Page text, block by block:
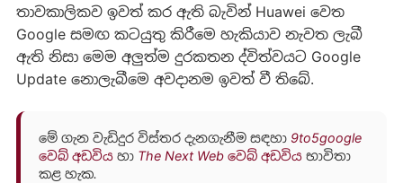
තාවකාලිකව ඉවත් කර ඇති බැවින් Huawei වෙත
Google සමඟ කටයුතු කිරීමෙ හැකියාව නැවත ලැබී
ඇති නිසා මෙම අලුත්ම දුරකතන ද්විත්වයට Google
Update නොලැබීමෙ අවදානම ඉවත් වී තිබේ.
මේ ගැන වැඩිදුර විස්තර දැනගැනීම සඳහා 9to5google
වෙබ් අඩවියහා The Next Web වෙබ් අඩවියභාවිතා
කළ හැක.